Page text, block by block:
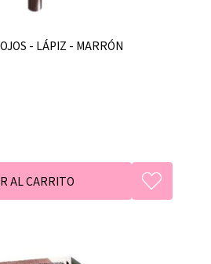
- LÁPIZ - MARRÓN